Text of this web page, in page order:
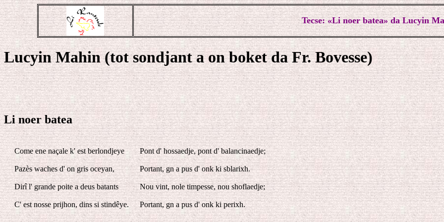
Tecse: «Li noer batea» da Lucyin
Lucyin Mahin (tot sondjant a on boket da Fr. Bovesse)
Li noer batea
Come ene naçale k' est berlondjeye
Pazès waches d' on gris oceyan,
Dirî l' grande poite a deus batants
C' est nosse prijhon, dins si stindêye.
Pont d' hossaedje, pont d' balancinaedje;
Portant, gn a pus d' onk ki sblarixh.
Nou vint, nole timpesse, nou shoflaedje;
Portant, gn a pus d' onk ki perixh.